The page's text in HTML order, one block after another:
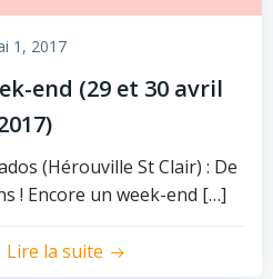
1, 2017
end (29 et 30 avril
(Hérouville St Clair) : De
! Encore un week-end […]
Lire la suite